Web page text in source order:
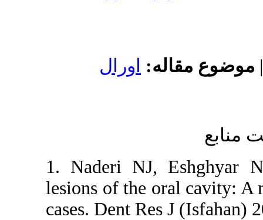
اورال
1. Naderi NJ,
lesions of the
cases. Dent